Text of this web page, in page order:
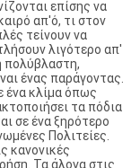
επίσης να
απ'ό, τι στον
τείνουν να
λιγότερο απ'
πολύβλαστη,
ένας παράγοντας.
ένα κλίμα όπως
τα πόδια
σε ένα ξηρότερο
Πολιτείες.
κανονικές
Τα άλογα στις